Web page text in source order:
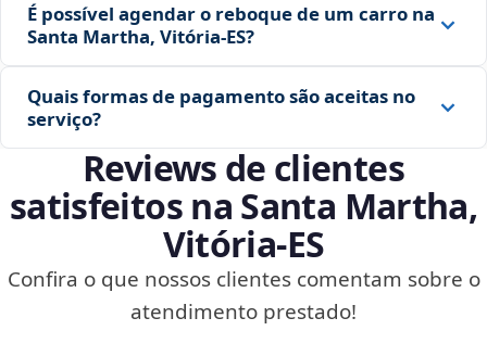
É possível agendar o reboque de um carro na
Santa Martha, Vitória‑ES?
Quais formas de pagamento são aceitas no
serviço?
Reviews de clientes
satisfeitos na Santa Martha,
Vitória‑ES
Confira o que nossos clientes comentam sobre o
atendimento prestado!